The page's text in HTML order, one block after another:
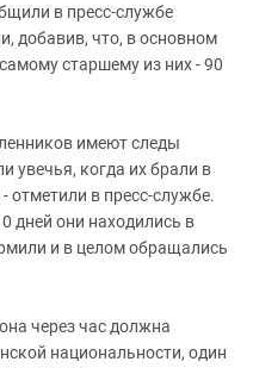
в пресс-службе
добавив, что, в основном
старшему из них - 90
имеют следы
увечья, когда их брали в
отметили в пресс-службе.
дней они находились в
и в целом обращались
через час должна
национальности, один